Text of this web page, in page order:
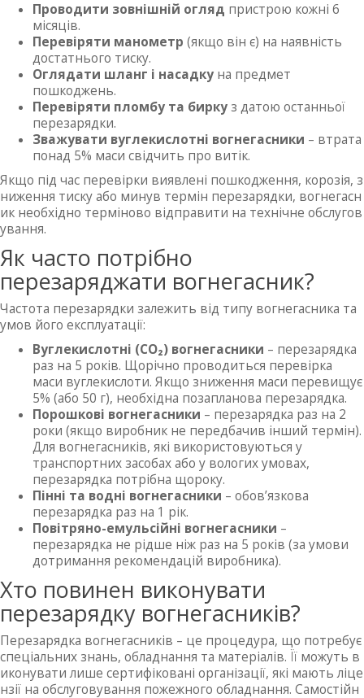
Проводити зовнішній огляд пристрою кожні 6
місяців.
Перевіряти манометр (якщо він є) на наявність
достатнього тиску.
Оглядати шланг і насадку на предмет
пошкоджень.
Перевіряти пломбу та биркуз датою останньої
перезарядки.
Зважувати вуглекислотні вогнегасники – втрата
понад 5% маси свідчить про витік.
Якщо під час перевірки виявлені пошкодження, корозія, з
ниження тиску або минув термін перезарядки, вогнегасн
ик необхідно терміново відправити на технічне обслугов
ування.
Як часто потрібно
перезаряджати вогнегасник?
Частота перезарядки залежить від типу вогнегасника та
умов його експлуатації:
Вуглекислотні (CO₂) вогнегасники – перезарядка
раз на 5 років. Щорічно проводиться перевірка
маси вуглекислоти. Якщо зниження маси перевищує
5% (або 50 г), необхідна позапланова перезарядка.
Порошкові вогнегасники – перезарядка раз на 2
роки (якщо виробник не передбачив інший термін).
Для вогнегасників, які використовуються у
транспортних засобах або у вологих умовах,
перезарядка потрібна щороку.
Пінні та водні вогнегасники – обов’язкова
перезарядка раз на 1 рік.
Повітряно-емульсійні вогнегасники –
перезарядка не рідше ніж раз на 5 років (за умови
дотримання рекомендацій виробника).
Хто повинен виконувати
перезарядку вогнегасників?
Перезарядка вогнегасників – це процедура, що потребує
спеціальних знань, обладнання та матеріалів. Її можуть в
иконувати лише сертифіковані організації, які мають ліце
нзії на обслуговування пожежного обладнання. Самостійн